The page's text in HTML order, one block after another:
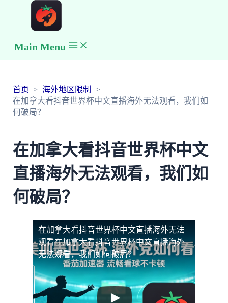
Main Menu
首页
海外地区限制
在加拿大看抖音世界杯中文直播海外无法观看，我们如
何破局？
在加拿大看抖音世界杯中文
直播海外无法观看，我们如
何破局？
在加拿大看抖音世界杯中文直播海外无法
观看在加拿大看抖音世界杯中文直播海外
无法观看，我们如何破局？